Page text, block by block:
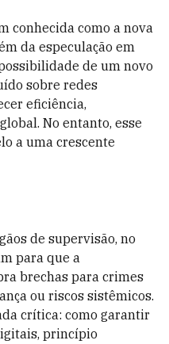
conhecida como a nova
da especulação em
de um novo
sobre redes
eficiência,
No entanto, esse
a uma crescente
de supervisão, no
para que a
brechas para crimes
ou riscos sistêmicos.
crítica: como garantir
princípio